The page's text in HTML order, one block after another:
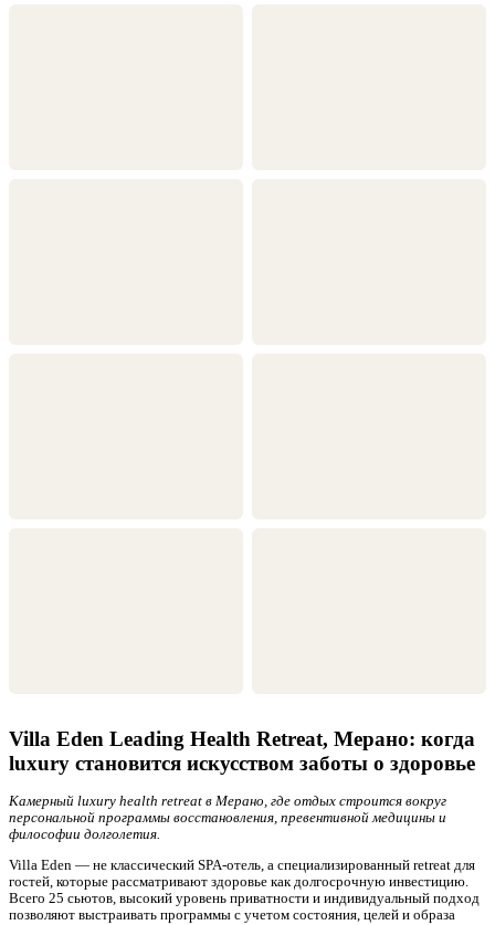
Villa Eden Leading Health Retreat, Мерано: когда
luxury становится искусством заботы о здоровье
Камерный luxury health retreat в Мерано, где отдых строится вокруг
персональной программы восстановления, превентивной медицины и
философии долголетия.
Villa Eden — не классический SPA-отель, а специализированный retreat для
гостей, которые рассматривают здоровье как долгосрочную инвестицию.
Всего 25 сьютов, высокий уровень приватности и индивидуальный подход
позволяют выстраивать программы с учетом состояния, целей и образа